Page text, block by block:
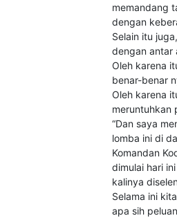
memandang
dengan
Selain itu
dengan antar
Oleh karena
benar-benar
Oleh karena
meruntuhkan
“Dan saya
lomba ini di
Komandan
dimulai hari
kalinya
Selama ini
apa sih